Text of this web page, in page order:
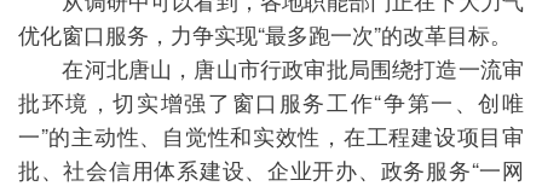
优化窗口服务，力争实现“最多跑一次”的改革目标。
在河北唐山，唐山市行政审批局围绕打造一流审
批环境，切实增强了窗口服务工作“争第一、创唯
一”的主动性、自觉性和实效性，在工程建设项目审
批、社会信用体系建设、企业开办、政务服务“一网